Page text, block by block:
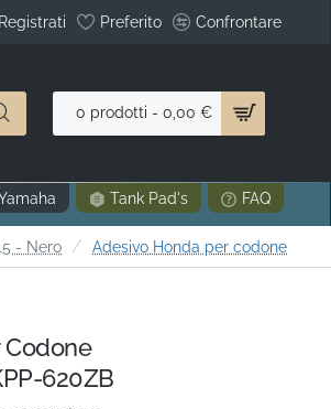
Registrati Preferito Confrontare
0 prodotti - 0,00 €
Tank Pad's FAQ
- Nero Adesivo Honda per codone
Codone
620ZB